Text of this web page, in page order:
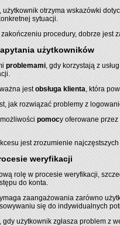
otrzyma wskazówki
sytuacji.
procedury, dobrze jest
użytkowników
problemami, gdy korzystają z
jestobsługa klienta, która
jak rozwiązać problemy z
pomocy oferowane
jest zrozumienie najczęstszych
weryfikacji
rolę w procesie weryfikacji,
do konta.
zaangażowania zarówno
się do indywidualnych
gdy użytkownik zgłasza problem